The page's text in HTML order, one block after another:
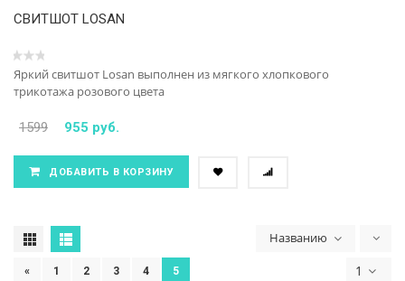
СВИТШОТ LOSAN
Яркий свитшот Losan выполнен из мягкого хлопкового
трикотажа розового цвета
1599 955 руб.
ДОБАВИТЬ В КОРЗИНУ
Названию
1
« 1 2 3 4 5